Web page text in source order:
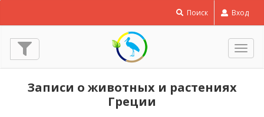
Поиск Вход
Записи о животных и растениях
Греции
-
Crex
crex
© Lev Paraskevopoulos